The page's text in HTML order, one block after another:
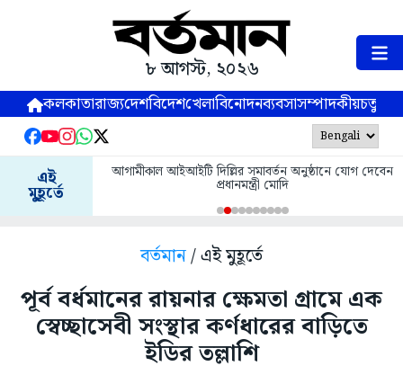
৮ আগস্ট, ২০২৬
কলকাতারাজ্যদেশবিদেশখেলাবিনোদনব্যবসাসম্পাদকীয়
এই
মুহূর্তে
আগামীকাল আইআইটি দিল্লির সমাবর্তন অনুষ্ঠানে যোগ দেবেন
প্রধানমন্ত্রী মোদি
বর্তমান/ এই মুহূর্তে
পূর্ব বর্ধমানের রায়নার ক্ষেমতা গ্রামে এক
স্বেচ্ছাসেবী সংস্থার কর্ণধারের বাড়িতে
ইডির তল্লাশি